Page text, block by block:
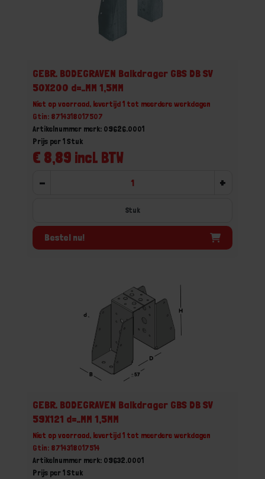
GEBR. BODEGRAVEN Balkdrager GBS DB SV
50X200 d=..MM 1,5MM
Niet op voorraad, levertijd 1 tot meerdere werkdagen
Gtin: 8714318017507
Artikelnummer merk: 09626.0001
€ 8,89 incl. BTW
Prijs per 1 Stuk
- +
Stuk
Bestel nu!
GEBR. BODEGRAVEN Balkdrager GBS DB SV
59X121 d=..MM 1,5MM
Niet op voorraad, levertijd 1 tot meerdere werkdagen
Gtin: 8714318017514
Artikelnummer merk: 09632.0001
Prijs per 1 Stuk